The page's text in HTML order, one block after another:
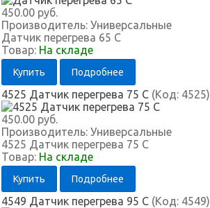
450.00 руб.
Производитель: Универсальные
Датчик перегрева 65 С
Товар: На складе
Купить Подробнее
4525 Датчик перегрева 75 С (Код: 4525)
450.00 руб.
Производитель: Универсальные
4525 Датчик перегрева 75 С
Товар: На складе
Купить Подробнее
4549 Датчик перегрева 95 С (Код: 4549)